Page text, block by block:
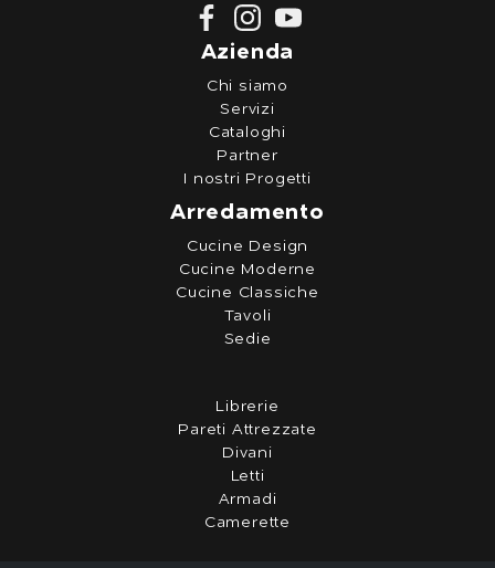
Azienda
Chi siamo
Servizi
Cataloghi
Partner
I nostri Progetti
Arredamento
Cucine Design
Cucine Moderne
Cucine Classiche
Tavoli
Sedie
Librerie
Pareti Attrezzate
Divani
Letti
Armadi
Camerette